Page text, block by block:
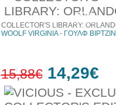
20%
έκπτωση
COLLECTOR'S LIBRARY:
WOOLF VIRGINIA - ΓΟΥΛΦ
15,88€ 14,29€